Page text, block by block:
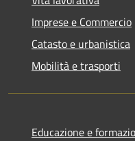
Imprese e Commercio
Catasto e urbanistica
Mobilità e trasporti
Educazione e